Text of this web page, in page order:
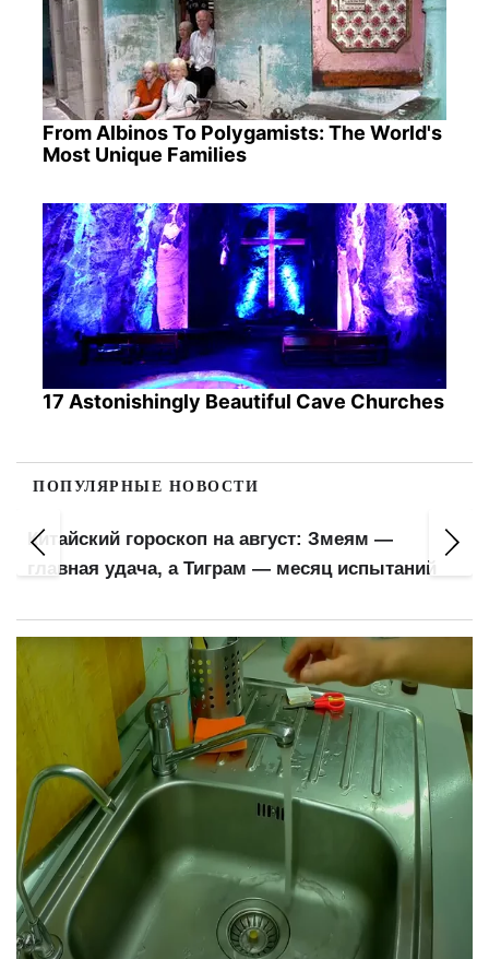
From Albinos To Polygamists: The World's
Most Unique Families
17 Astonishingly Beautiful Cave Churches
ПОПУЛЯРНЫЕ НОВОСТИ
Китайский гороскоп на август: Змеям —
главная удача, а Тиграм — месяц испытаний